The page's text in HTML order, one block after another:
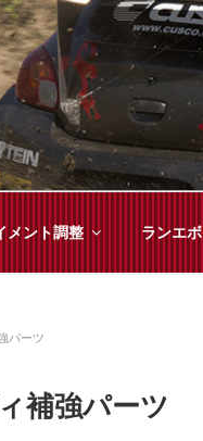
各種チューニングま
メント調整 ランエ
パーツ
補強パーツ